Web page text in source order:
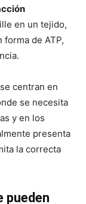
en un tejido,
de ATP,
centran en
se necesita
y en los
presenta
la correcta
pueden